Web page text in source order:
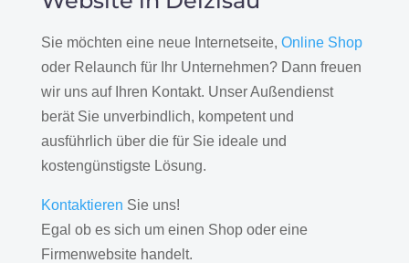
Sie möchten eine neue Internetseite, Online Shop
oder Relaunch für Ihr Unternehmen? Dann freuen
wir uns auf Ihren Kontakt. Unser Außendienst
berät Sie unverbindlich, kompetent und
ausführlich über die für Sie ideale und
kostengünstigste Lösung.
Kontaktieren Sie uns!
Egal ob es sich um einen Shop oder eine
Firmenwebsite handelt.